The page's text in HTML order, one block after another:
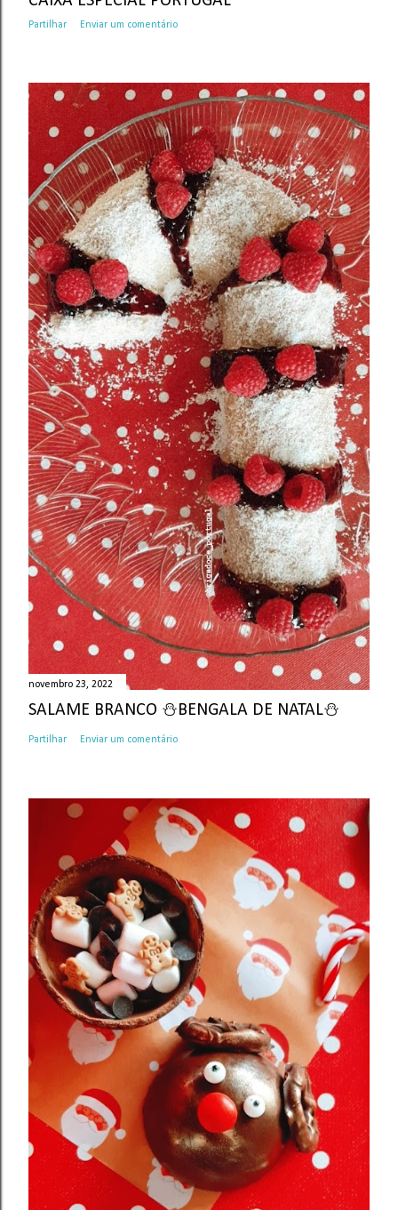
Partilhar Enviar um comentário
novembro 23, 2022
SALAME BRANCO ⛄BENGALA DE NATAL⛄
Partilhar Enviar um comentário